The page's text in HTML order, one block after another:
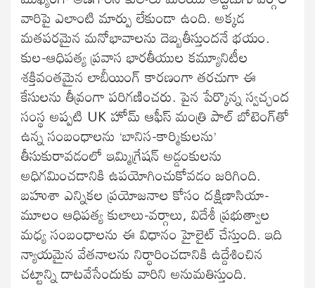
వారిపై ఎలాంటి మార్పు లేకుండా ఉంది. అక్కడ
మతపరమైన మనోభావాలను దెబ్బతీస్తుందనే భయం.
కుల-ఆధిపత్య ప్రవాస భారతీయుల కమ్యూనిటీల
శక్తివంతమైన లాబీయింగ్ కారణంగా తరచుగా ఈ
కేసులను తీవ్రంగా పరిగణించరు. పైన పేర్కొన్న స్వచ్ఛంద
సంస్థ అప్పటి UK హోమ్ ఆఫీస్ మంత్రి పాల్ బోటెంగ్‌తో
ఉన్న సంబంధాలను ‘బానిస-కార్మికులను’
తీసుకురావడంలో ఇమ్మిగ్రేషన్ అడ్డంకులను
అధిగమించడానికి ఉపయోగించుకోవడం జరిగింది.
బహుశా ఎన్నికల ప్రయోజనాల కోసం దక్షిణాసియా-
మూలం ఆధిపత్య కులాలు-వర్గాలు, విదేశీ ప్రభుత్వాల
మధ్య సంబంధాలను ఈ విధానం హైలైట్ చేస్తుంది. ఇది
న్యాయమైన వేతనాలను నిర్ధారించడానికి ఉద్దేశించిన
చట్టాన్ని దాటవేసేందుకు వారిని అనుమతిస్తుంది.